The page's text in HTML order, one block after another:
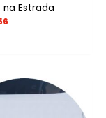
na Estrada